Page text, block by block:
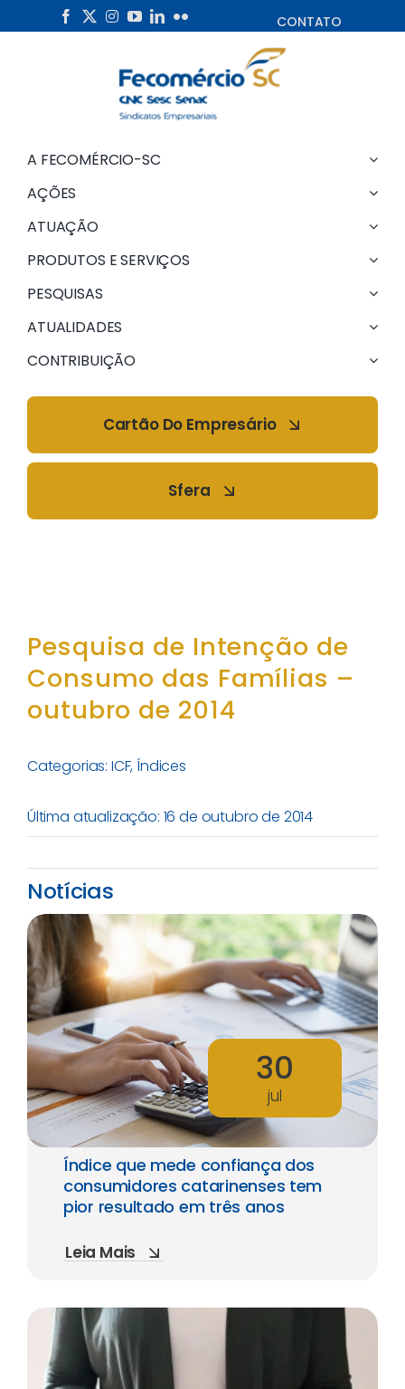
to
CONTATO
A FECOMÉRCIO-SC
AÇÕES
ATUAÇÃO
PRODUTOS E SERVIÇOS
PESQUISAS
ATUALIDADES
CONTRIBUIÇÃO
Cartão Do Empresário
Sfera
Pesquisa de Intenção de
Consumo das Famílias –
outubro de 2014
Categorias: ICF, Índices
Última atualização: 16 de outubro de 2014
Notícias
30
jul
Índice que mede confiança dos
consumidores catarinenses tem
pior resultado em três anos
Leia Mais